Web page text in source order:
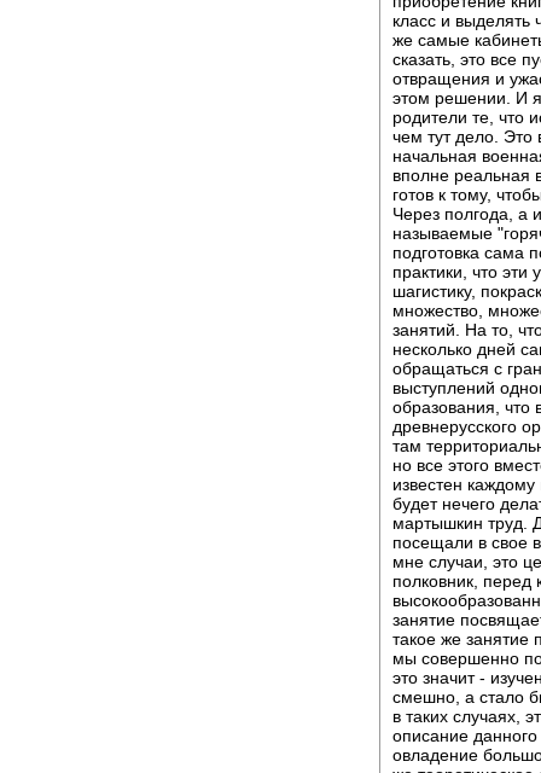
класс и выделять
же самые
сказать, это все
отвращения и
этом решении. И я
родители те, что
чем тут дело. Это
начальная
вполне реальная
готов к тому,
Через полгода, а
называемые
подготовка сама
практики, что
шагистику,
множество,
занятий. На то,
несколько дней
обращаться с
выступлений
образования, что
древнерусского
там
но все этого
известен каждому
будет нечего
мартышкин труд.
посещали в свое
мне случаи, это
полковник,
занятие
такое же занятие
мы совершенно
это значит -
смешно, а стало
в таких случаях,
описание
овладение